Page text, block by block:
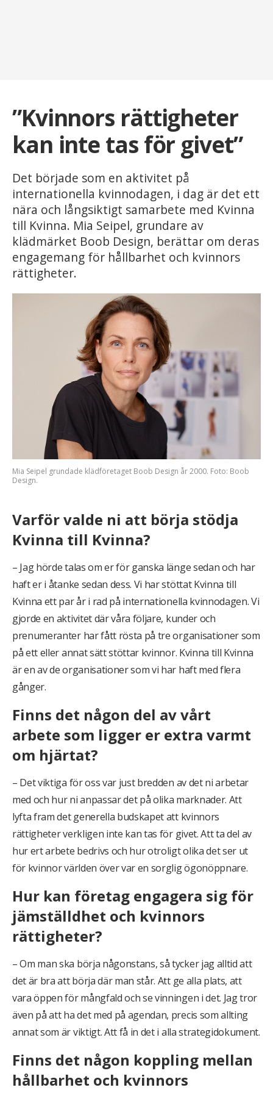
”Kvinnors rättigheter
kan inte tas för givet”
Det började som en aktivitet på
internationella kvinnodagen, i dag är det ett
nära och långsiktigt samarbete med Kvinna
till Kvinna. Mia Seipel, grundare av
klädmärket Boob Design, berättar om deras
engagemang för hållbarhet och kvinnors
rättigheter.
Mia Seipel grundade klädföretaget Boob Design år 2000. Foto: Boob
Design.
Varför valde ni att börja stödja
Kvinna till Kvinna?
– Jag hörde talas om er för ganska länge sedan och har
haft er i åtanke sedan dess. Vi har stöttat Kvinna till
Kvinna ett par år i rad på internationella kvinnodagen. Vi
gjorde en aktivitet där våra följare, kunder och
prenumeranter har fått rösta på tre organisationer som
på ett eller annat sätt stöttar kvinnor. Kvinna till Kvinna
är en av de organisationer som vi har haft med flera
gånger.
Finns det någon del av vårt
arbete som ligger er extra varmt
om hjärtat?
– Det viktiga för oss var just bredden av det ni arbetar
med och hur ni anpassar det på olika marknader. Att
lyfta fram det generella budskapet att kvinnors
rättigheter verkligen inte kan tas för givet. Att ta del av
hur ert arbete bedrivs och hur otroligt olika det ser ut
för kvinnor världen över var en sorglig ögonöppnare.
Hur kan företag engagera sig för
jämställdhet och kvinnors
rättigheter?
– Om man ska börja någonstans, så tycker jag alltid att
det är bra att börja där man står. Att ge alla plats, att
vara öppen för mångfald och se vinningen i det. Jag tror
även på att ha det med på agendan, precis som allting
annat som är viktigt. Att få in det i alla strategidokument.
Finns det någon koppling mellan
hållbarhet och kvinnors